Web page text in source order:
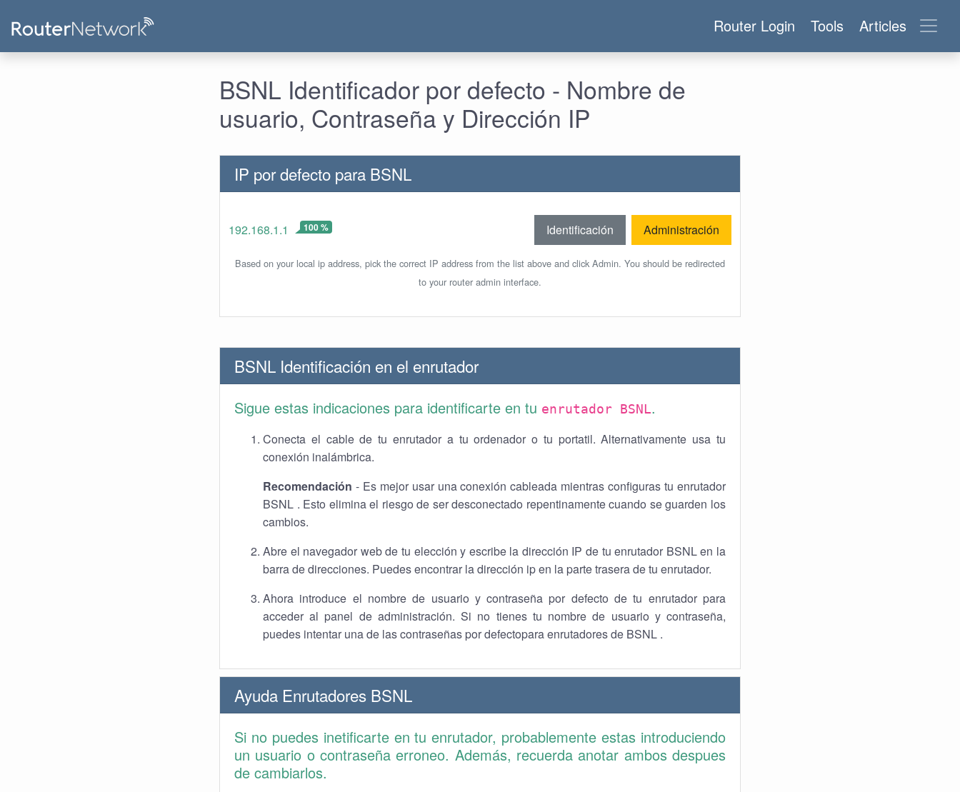
Router Login Tools Articles
BSNL Identificador por defecto - Nombre de
usuario, Contraseña y Dirección IP
IP por defecto para BSNL
192.168.1.1 100 % Identificación Administración
Based on your local ip address, pick the correct IP address from the list above and click Admin. You should be redirected
to your router admin interface.
BSNL Identificación en el enrutador
Sigue estas indicaciones para identificarte en tu enrutador BSNL.
Conecta el cable de tu enrutador a tu ordenador o tu portatil. Alternativamente usa tu
conexión inalámbrica.
Recomendación - Es mejor usar una conexión cableada mientras configuras tu enrutador
BSNL . Esto elimina el riesgo de ser desconectado repentinamente cuando se guarden los
cambios.
Abre el navegador web de tu elección y escribe la dirección IP de tu enrutador BSNL en la
barra de direcciones. Puedes encontrar la dirección ip en la parte trasera de tu enrutador.
Ahora introduce el nombre de usuario y contraseña por defecto de tu enrutador para
acceder al panel de administración. Si no tienes tu nombre de usuario y contraseña,
puedes intentar una de las contraseñas por defectopara enrutadores de BSNL .
Ayuda Enrutadores BSNL
Si no puedes inetificarte en tu enrutador, probablemente estas introduciendo
un usuario o contraseña erroneo. Además, recuerda anotar ambos despues
de cambiarlos.